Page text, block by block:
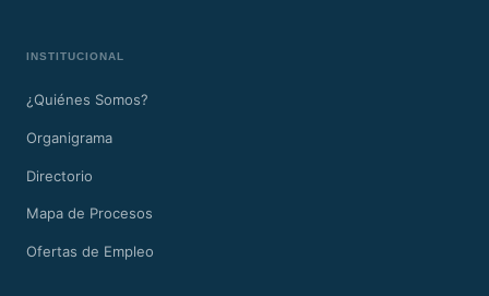
INSTITUCIONAL
¿Quiénes Somos?
Organigrama
Directorio
Mapa de Procesos
Ofertas de Empleo